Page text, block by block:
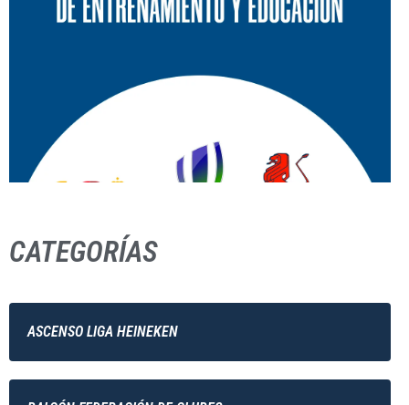
CATEGORÍAS
ASCENSO LIGA HEINEKEN